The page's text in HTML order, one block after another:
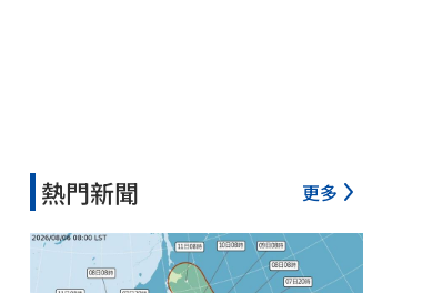
熱門新聞 更多